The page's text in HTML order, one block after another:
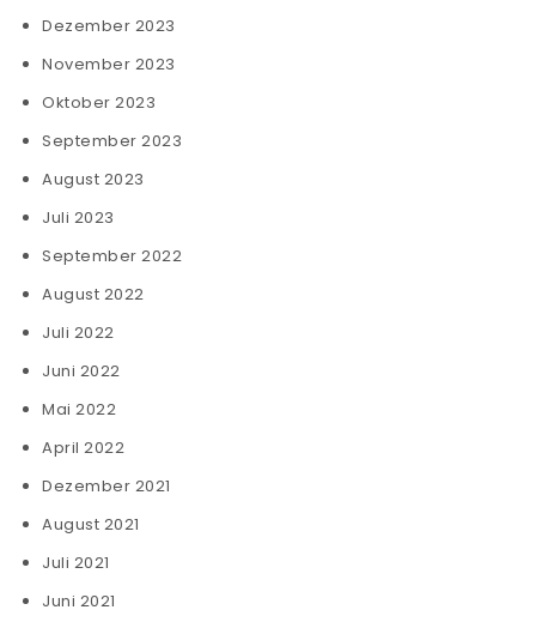
Dezember 2023
November 2023
Oktober 2023
September 2023
August 2023
Juli 2023
September 2022
August 2022
Juli 2022
Juni 2022
Mai 2022
April 2022
Dezember 2021
August 2021
Juli 2021
Juni 2021